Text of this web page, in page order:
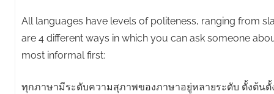
All languages have levels of politeness, ranging from
are 4 different ways in which you can ask someone
most informal first:
ทุกภาษามีระดับความสุภาพของภาษาอยู่หลายระดับ ตั้งต้นตั้